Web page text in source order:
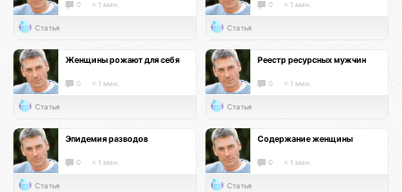
0 < 1 мин.
Статья
0 < 1 мин.
Статья
Женщины рожают для себя
0 < 1 мин.
Статья
Реестр ресурсных мужчин
0 < 1 мин.
Статья
Эпидемия разводов
0 < 1 мин.
Статья
Содержание женщины
0 < 1 мин.
Статья